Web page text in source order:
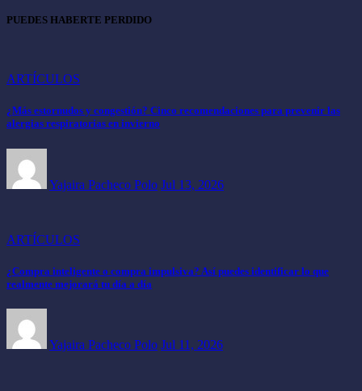
PUEDES HABERTE PERDIDO
ARTÍCULOS
¿Más estornudos y congestión? Cinco recomendaciones para prevenir las
alergias respiratorias en invierno
Yajaira Pacheco Polo Jul 13, 2026
ARTÍCULOS
¿Compra inteligente o compra impulsiva? Así puedes identificar lo que
realmente mejorará tu día a día
Yajaira Pacheco Polo Jul 11, 2026